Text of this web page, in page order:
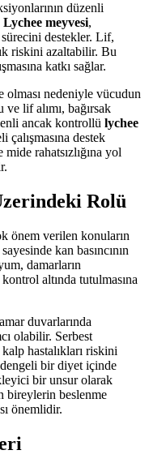
düzenli
Lychee meyvesi,
destekler. Lif,
riskini azaltabilir. Bu
katkı sağlar.
olması nedeniyle vücudun
ve lif alımı, bağırsak
ancak kontrollü lychee
çalışmasına destek
rahatsızlığına yol
Rolü
önem verilen konuların
kan basıncının
damarların
altında tutulmasına
duvarlarında
olabilir. Serbest
hastalıkları riskini
bir diyet içinde
bir unsur olarak
bireylerin beslenme
önemlidir.